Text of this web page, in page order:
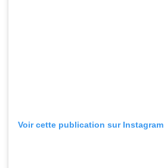
Voir cette publication sur Instagram